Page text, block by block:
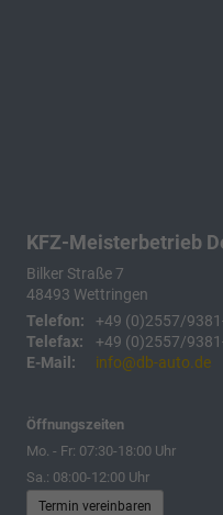
KFZ-Meisterbetrieb
Bilker Straße 7
48493 Wettringen
Telefon:
+49 (0)2557/
Telefax:
+49 (0)2557/
E-Mail:
info@db-auto.de
Öffnungszeiten
Mo. - Fr: 07:30-18:00 Uhr
Sa.: 08:00-12:00 Uhr
Termin vereinbaren